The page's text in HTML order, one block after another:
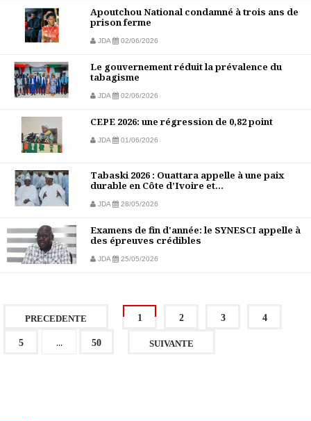
Apoutchou National condamné à trois ans de
prison ferme
JDA 02/06/2026
Le gouvernement réduit la prévalence du
tabagisme
JDA 02/06/2026
CEPE 2026: une régression de 0,82 point
JDA 01/06/2026
Tabaski 2026 : Ouattara appelle à une paix
durable en Côte d’Ivoire et...
JDA 28/05/2026
Examens de fin d'année: le SYNESCI appelle à
des épreuves crédibles
JDA 25/05/2026
PRECEDENTE 1 2 3 4
5 ... 50 SUIVANTE